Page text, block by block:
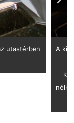
utastérben
A